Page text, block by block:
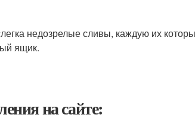
недозрелые сливы, каждую их
ящик.
на сайте: